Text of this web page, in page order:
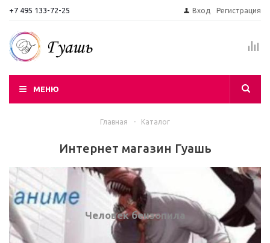
+7 495 133-72-25 Вход Регистрация
МЕНЮ
Главная - Каталог
Интернет магазин Гуашь
Человек бензопила